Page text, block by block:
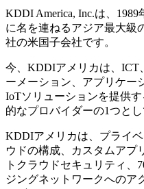
KDDI America, Inc.は、1989
に名を連ねるアジア最大級
社の米国子会社です。
今、KDDIアメリカは、ICT
ーメーション、アプリケー
IoTソリューションを提供
的なプロバイダーの1つとし
KDDIアメリカは、プライ
ウドの構成、カスタムアプ
トクラウドセキュリティ、
ジングネットワークへのア